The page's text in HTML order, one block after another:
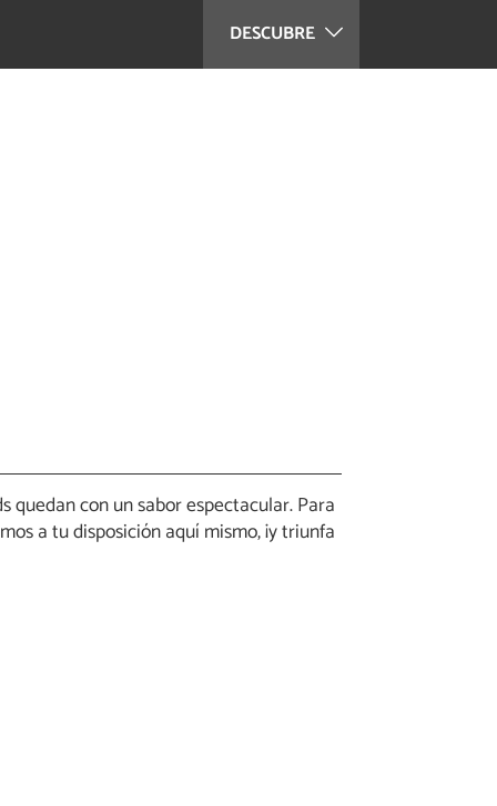
DESCUBRE
quedan con un sabor espectacular. Para
a tu disposición aquí mismo, ¡y triunfa